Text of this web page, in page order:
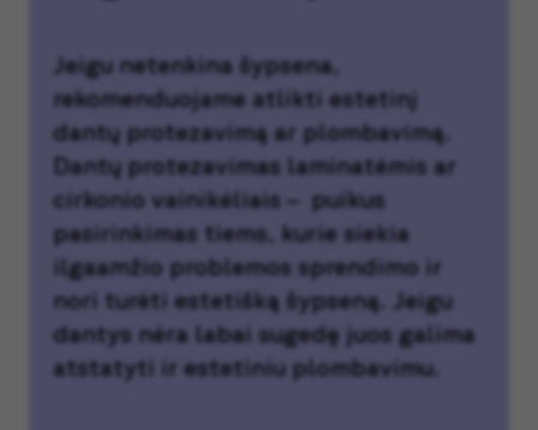
Jeigu netenkina šypsena,
rekomenduojame atlikti estetinį
dantų protezavimą ar plombavimą.
Dantų protezavimas laminatėmis ar
cirkonio vainikėliais – puikus
pasirinkimas tiems, kurie siekia
ilgaamžio problemos sprendimo ir
nori turėti estetišką šypseną. Jeigu
dantys nėra labai sugedę juos galima
atstatyti ir estetiniu plombavimu.